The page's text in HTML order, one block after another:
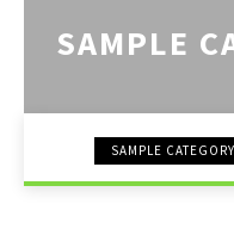
SAMPLE
SAMPLE